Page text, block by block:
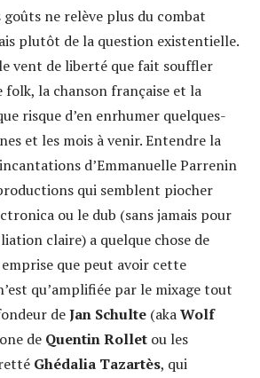
ne relève plus du combat
plutôt de la question existentielle.
vent de liberté que fait souffler
folk, la chanson française et la
risque d’en enrhumer quelques-
et les mois à venir. Entendre la
d’Emmanuelle Parrenin
qui semblent piocher
ou le dub (sans jamais pour
claire) a quelque chose de
que peut avoir cette
qu’amplifiée par le mixage tout
deJan Schulte (akaWolf
de Quentin Rollet ou les
Ghédalia Tazartès, qui